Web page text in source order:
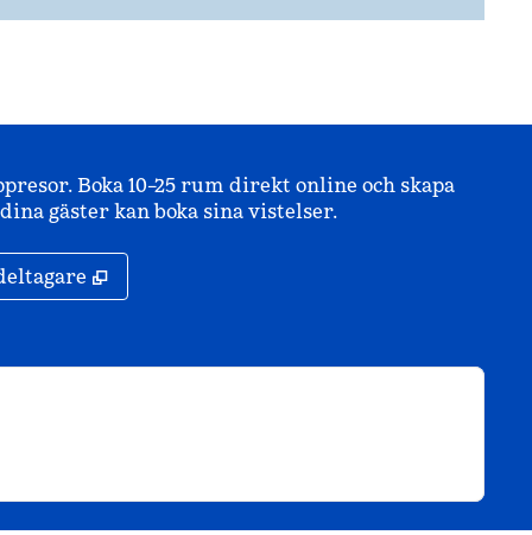
Boka 10–25 rum direkt online och skapa
gäster kan boka sina vistelser.
,